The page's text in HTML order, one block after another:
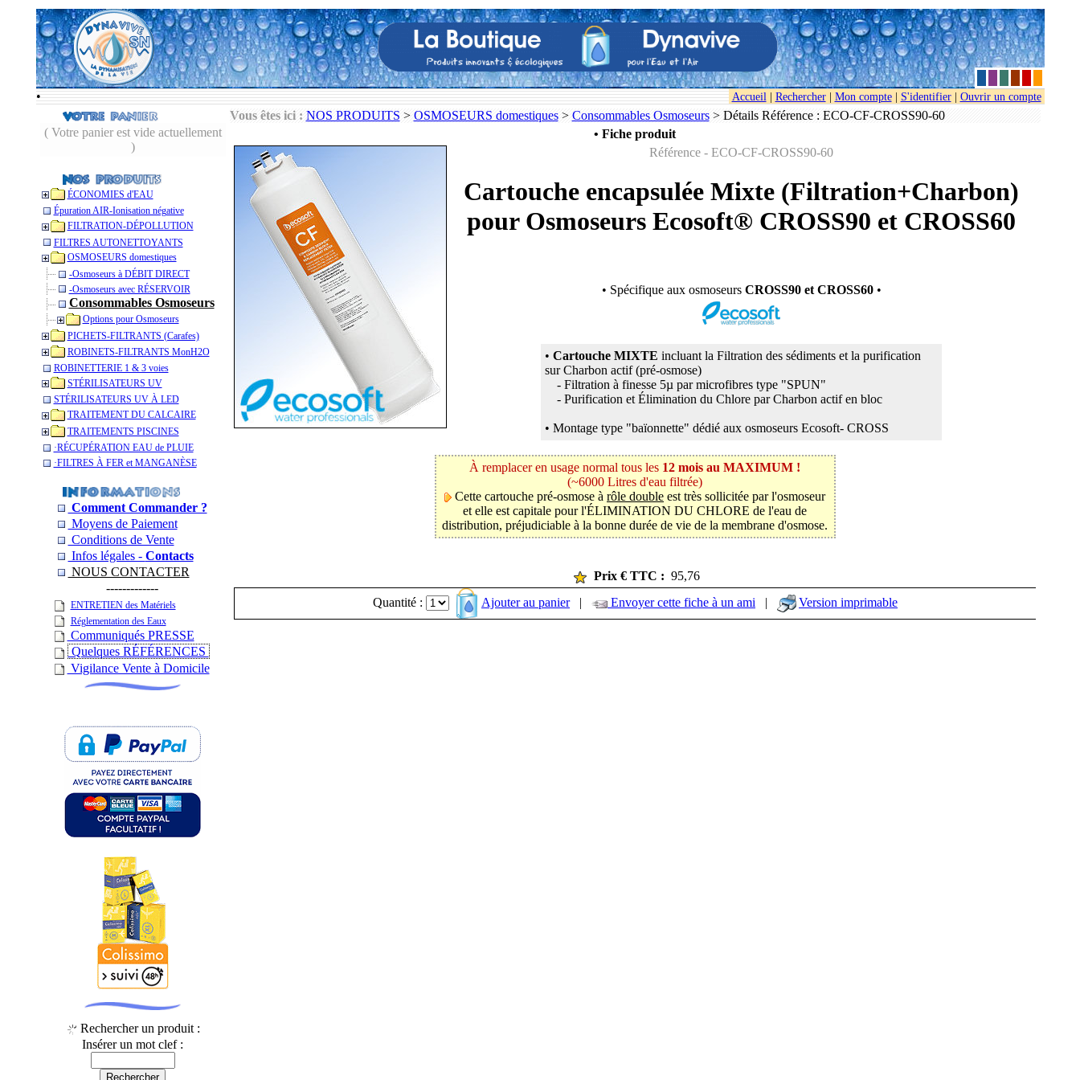
• Accueil| Rechercher| Mon compte| S'identifier| Ouvrir un compte
( Votre panier est vide actuellement
)
ÉCONOMIES d'EAU
Épuration AIR-Ionisation négative
FILTRATION-DÉPOLLUTION
FILTRES AUTONETTOYANTS
OSMOSEURS domestiques
-Osmoseurs à DÉBIT DIRECT
-Osmoseurs avec RÉSERVOIR
Consommables Osmoseurs
Options pour Osmoseurs
PICHETS-FILTRANTS (Carafes)
ROBINETS-FILTRANTS MonH2O
ROBINETTERIE 1 & 3 voies
STÉRILISATEURS UV
STÉRILISATEURS UV À LED
TRAITEMENT DU CALCAIRE
TRAITEMENTS PISCINES
­·RÉCUPÉRATION EAU de PLUIE
­·­FILTRES À FER et MANGANÈSE
Comment Commander ?
Moyens de Paiement
Conditions de Vente
Infos légales - Contacts
NOUS CONTACTER
-------------
ENTRETIEN des Matériels
Réglementation des Eaux
Communiqués PRESSE
Quelques RÉFÉRENCES
Vigilance Vente à Domicile
Rechercher un produit :
Insérer un mot clef :
Vous êtes ici : NOS PRODUITS > OSMOSEURS domestiques> Consommables Osmoseurs> Détails Référence : ECO-CF-CROSS90-60
• Fiche produit
Référence - ECO-CF-CROSS90-60
Cartouche encapsulée Mixte (Filtration+Charbon)
pour Osmoseurs Ecosoft® CROSS90 et CROSS60
• Spécifique aux osmoseurs CROSS90 et CROSS60•
• Cartouche MIXTE incluant la Filtration des sédiments et la purification
sur Charbon actif (pré-osmose)
- Filtration à finesse 5µ par microfibres type "SPUN"
- Purification et Élimination du Chlore par Charbon actif en bloc
• Montage type "baïonnette" dédié aux osmoseurs Ecosoft- CROSS
À remplacer en usage normal tous les 12 mois au MAXIMUM !
(~6000 Litres d'eau filtrée)
Cette cartouche pré-osmose à rôle double est très sollicitée par l'osmoseur
et elle est capitale pour l'ÉLIMINATION DU CHLORE de l'eau de
distribution, préjudiciable à la bonne durée de vie de la membrane d'osmose.
Prix € TTC : 95,76
Quantité :
Ajouter au panier | Envoyer cette fiche à un ami | Version imprimable